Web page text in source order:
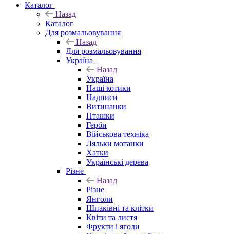
Каталог
Назад
Каталог
Для розмальовування
Назад
Для розмальовування
Україна
Назад
Україна
Наші котики
Надписи
Витинанки
Пташки
Герби
Військова техніка
Ляльки мотанки
Хатки
Українські дерева
Різне
Назад
Різне
Янголи
Шпаківні та клітки
Квіти та листя
Фрукти і ягоди